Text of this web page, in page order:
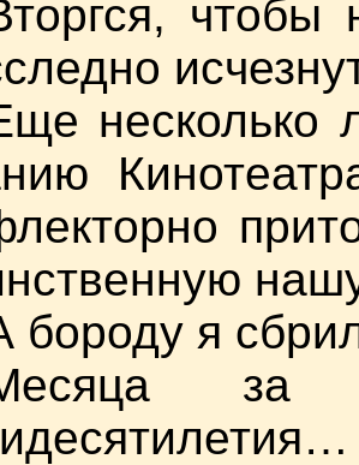
чтобы
несколько
бороду я
за